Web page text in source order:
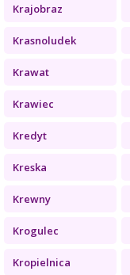
Krajobraz
Krasnoludek
Krawat
Krawiec
Kredyt
Kreska
Krewny
Krogulec
Kropielnica